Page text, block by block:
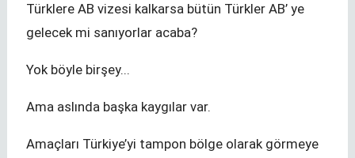
Türklere AB vizesi kalkarsa bütün Türkler AB’ ye
gelecek mi sanıyorlar acaba?
Yok böyle birşey...
Ama aslında başka kaygılar var.
Amaçları Türkiye’yi tampon bölge olarak görmeye